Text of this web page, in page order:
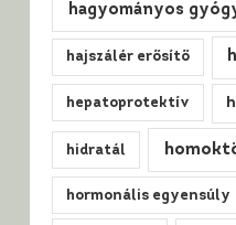
hagyományos
hajszálér erősítő
hepatoprotektív
hidratál
hormonális egyensúly